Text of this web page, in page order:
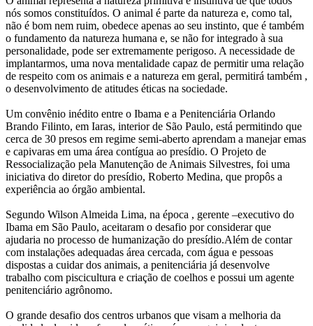
nós somos constituídos. O animal é parte da natureza e, como tal,
não é bom nem ruim, obedece apenas ao seu instinto, que é também
o fundamento da natureza humana e, se não for integrado à sua
personalidade, pode ser extremamente perigoso. A necessidade de
implantarmos, uma nova mentalidade capaz de permitir uma relação
de respeito com os animais e a natureza em geral, permitirá também ,
o desenvolvimento de atitudes éticas na sociedade.
Um convênio inédito entre o Ibama e a Penitenciária Orlando
Brando Filinto, em Iaras, interior de São Paulo, está permitindo que
cerca de 30 presos em regime semi-aberto aprendam a manejar emas
e capivaras em uma área contígua ao presídio. O Projeto de
Ressocialização pela Manutenção de Animais Silvestres, foi uma
iniciativa do diretor do presídio, Roberto Medina, que propôs a
experiência ao órgão ambiental.
Segundo Wilson Almeida Lima, na época , gerente –executivo do
Ibama em São Paulo, aceitaram o desafio por considerar que
ajudaria no processo de humanização do presídio.Além de contar
com instalações adequadas área cercada, com água e pessoas
dispostas a cuidar dos animais, a penitenciária já desenvolve
trabalho com piscicultura e criação de coelhos e possui um agente
penitenciário agrônomo.
O grande desafio dos centros urbanos que visam a melhoria da